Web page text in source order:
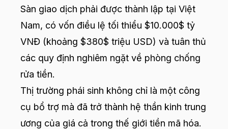
Sàn giao dịch phải được thành lập tại Việt
Nam, có vốn điều lệ tối thiểu $10.000$ tỷ
VNĐ (khoảng $380$ triệu USD) và tuân thủ
các quy định nghiêm ngặt về phòng chống
rửa tiền.
Thị trường phái sinh không chỉ là một công
cụ bổ trợ mà đã trở thành hệ thần kinh trung
ương của giá cả trong thế giới tiền mã hóa.